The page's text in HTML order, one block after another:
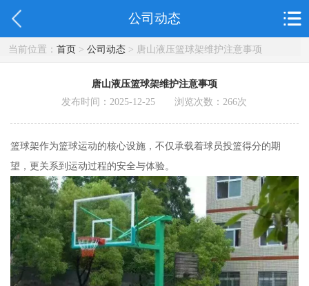
公司动态
当前位置： 首页> 公司动态> 唐山液压篮球架维护注意事项
唐山液压篮球架维护注意事项
发布时间：2025-12-25 浏览次数：266次
篮球架作为篮球运动的核心设施，不仅承载着球员投篮得分的期
望，更关系到运动过程的安全与体验。